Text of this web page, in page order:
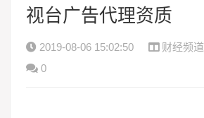
视台广告代理资质
2019-08-06 15:02:50 财经频道
0